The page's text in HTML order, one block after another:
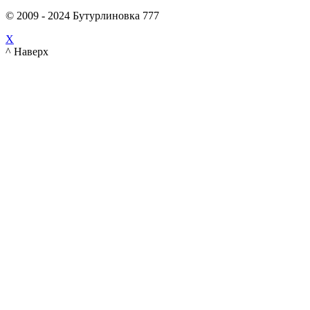
© 2009 - 2024 Бутурлиновка 777
X
^ Наверх